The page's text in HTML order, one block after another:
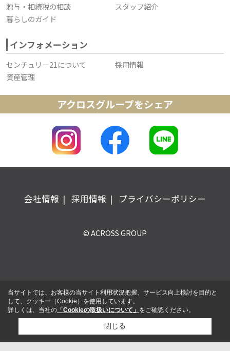
贈与・相続税の相談
スタッフ紹介
暮らしのガイド
インフォメーション
センチュリー21について
採用情報
資産管理
アクロスグループをシェア
会社情報 採用情報 プライバシーポリシー
© ACROSS GROUP
当サイトでは、お客様の当サイト利用状況把握、サービス向上検討を目的と
して、クッキー（Cookie）を使用しています。
詳しくは、当社の 「Cookieの取扱いについて」 をご確認ください。
閉じる